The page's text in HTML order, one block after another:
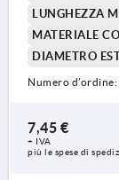
LUNGHEZZA
MATERIALE
DIAMETRO
Numero d’ordine:
7,45 €
+ IVA
più le spese di